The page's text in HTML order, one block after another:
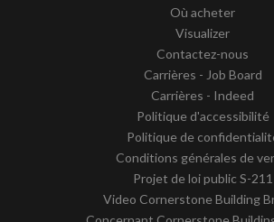
Où acheter
Visualizer
Contactez-nous
Carrières - Job Board
Carrières - Indeed
Politique d'accessibilité
Politique de
Conditions générales de
Projet de loi public S-211
Video Cornerstone Building